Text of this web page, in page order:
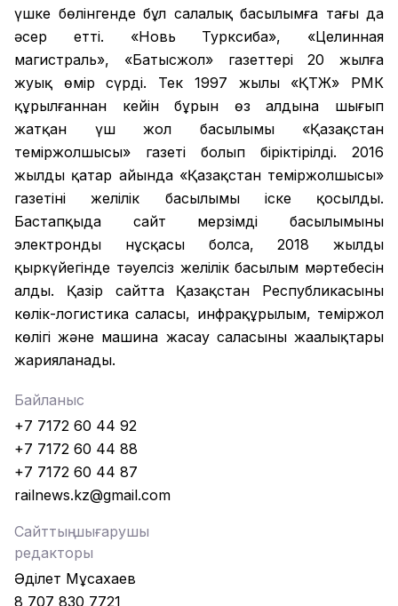
үшке бөлінгенде бұл салалық басылымға тағы да
әсер етті. «Новь Турксиба», «Целинная
магистраль», «Батысжол» газеттері 20 жылға
жуық өмір сүрді. Тек 1997 жылы «ҚТЖ» РМК
құрылғаннан кейін бұрын өз алдына шығып
жатқан үш жол басылымы «Қазақстан
теміржолшысы» газеті болып біріктірілді. 2016
жылдың қаңтар айында «Қазақстан теміржолшысы»
газетінің желілік басылымы іске қосылды.
Бастапқыда сайт мерзімді басылымының
электронды нұсқасы болса, 2018 жылдың
қыркүйегінде тәуелсіз желілік басылым мәртебесін
алды. Қазір сайтта Қазақстан Республикасының
көлік-логистика саласы, инфрақұрылым, теміржол
көлігі және машина жасау саласының жаңалықтары
жарияланады.
Байланыс
+7 7172 60 44 92
+7 7172 60 44 88
+7 7172 60 44 87
railnews.kz@gmail.com
Сайттың шығарушы
редакторы
Әділет Мұсахаев
8 707 830 7721